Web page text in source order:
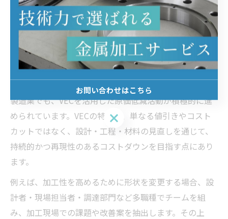
によって10〜20％程度の原価低減に成功した事例も報告
されています。
VEC活用が導く原価低減の実効性
VEC（Value Engineering for Cost）は、価値を保ちなが
らコストを削減するための体系的な手法です。奈良県の
製造業でも、VECを活用した原価低減活動が積極的に進
められています。VECの特徴は、単なる値引きやコスト
カットではなく、設計・工程・材料の見直しを通じて、
持続的かつ再現性のあるコストダウンを目指す点にあり
ます。
例えば、加工性を高めるために形状を変更する場合、設
計者・現場担当者・調達部門など多職種でチームを組
み、加工現場での課題や改善案を抽出します。その上
お問い合わせはこちら
お問い合わせはこちら